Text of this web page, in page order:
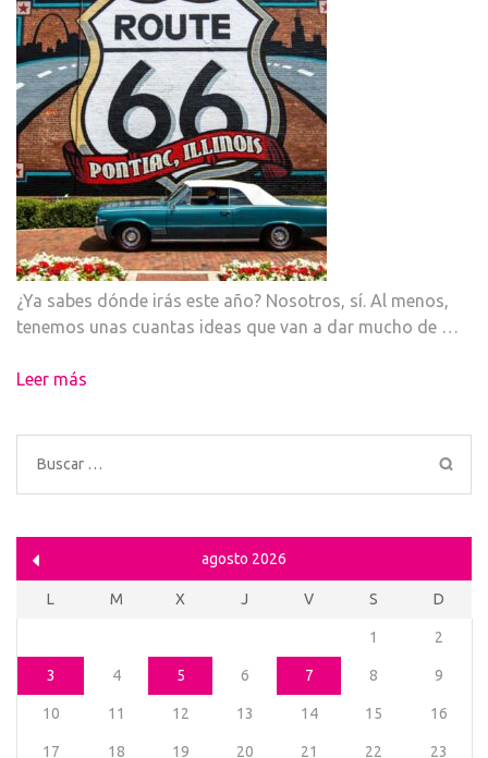
¿Ya sabes dónde irás este año? Nosotros, sí. Al menos,
tenemos unas cuantas ideas que van a dar mucho de …
Leer más
Buscar:
agosto 2026
L M X J V S D
1 2
3 4 5 6 7 8 9
10 11 12 13 14 15 16
17 18 19 20 21 22 23